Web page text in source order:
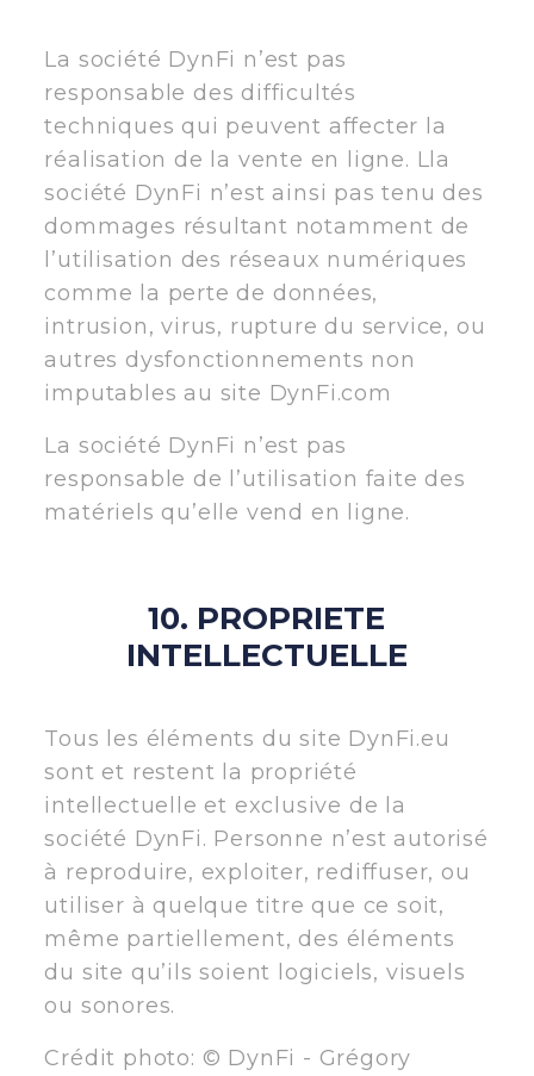
La société DynFi n’est pas
responsable des difficultés
techniques qui peuvent affecter la
réalisation de la vente en ligne. Lla
société DynFi n’est ainsi pas tenu des
dommages résultant notamment de
l’utilisation des réseaux numériques
comme la perte de données,
intrusion, virus, rupture du service, ou
autres dysfonctionnements non
imputables au site DynFi.com
La société DynFi n’est pas
responsable de l’utilisation faite des
matériels qu’elle vend en ligne.
10. PROPRIETE
INTELLECTUELLE
Tous les éléments du site DynFi.eu
sont et restent la propriété
intellectuelle et exclusive de la
société DynFi. Personne n’est autorisé
à reproduire, exploiter, rediffuser, ou
utiliser à quelque titre que ce soit,
même partiellement, des éléments
du site qu’ils soient logiciels, visuels
ou sonores.
Crédit photo: © DynFi - Grégory